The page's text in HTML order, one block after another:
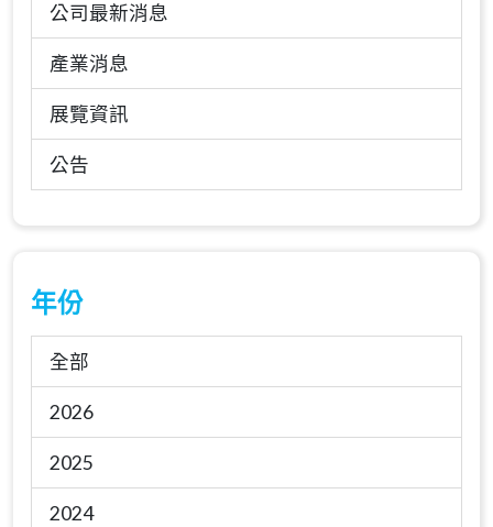
公司最新消息
產業消息
展覽資訊
公告
年份
全部
2026
2025
2024